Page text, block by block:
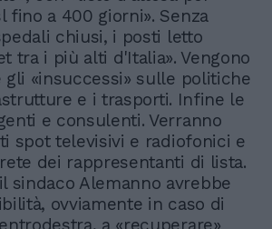
fino a 400 giorni». Senza
chiusi, i posti letto
tra i più alti d'Italia». Vengono
gli «insuccessi» sulle politiche
e i trasporti. Infine le
e consulenti. Verranno
spot televisivi e radiofonici e
dei rappresentanti di lista.
sindaco Alemanno avrebbe
ovviamente in caso di
a «recuperare»